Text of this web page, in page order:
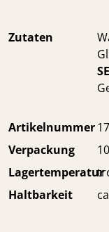
Zutaten
Artikelnummer
Verpackung
Lagertemperatur
Haltbarkeit